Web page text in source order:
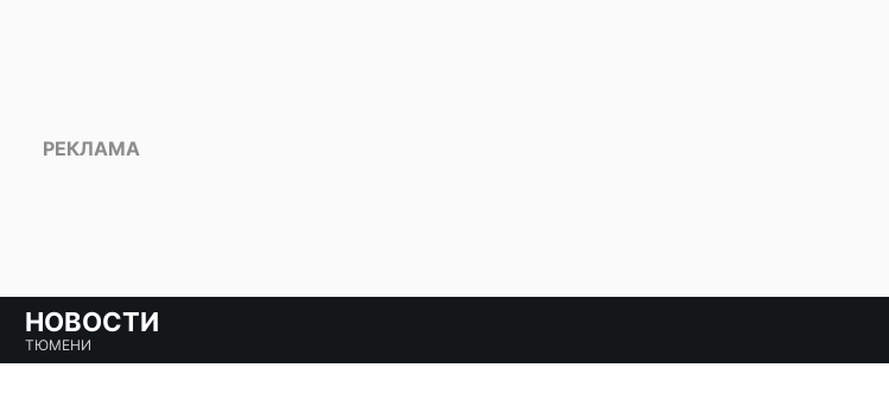
НОВОСТИ
ТЮМЕНИ